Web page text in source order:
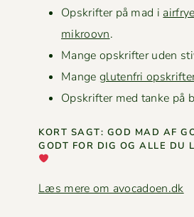
Opskrifter på mad i
mikroovn.
Mange opskrifter uden
Mange gluten­fri
Opskrifter med tanke på
KORT SAGT: GOD MAD AF
GODT FOR DIG OG ALLE DU
Læs mere om avocadoen.dk